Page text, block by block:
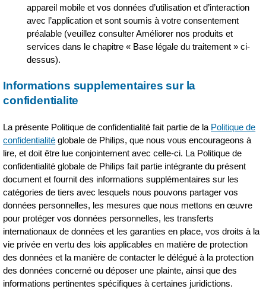
appareil mobile et vos données d’utilisation et d’interaction
avec l’application et sont soumis à votre consentement
préalable (veuillez consulter Améliorer nos produits et
services dans le chapitre « Base légale du traitement » ci-
dessus).
Informations supplementaires sur la
confidentialite
La présente Politique de confidentialité fait partie de la Politique de
confidentialité globale de Philips, que nous vous encourageons à
lire, et doit être lue conjointement avec celle-ci. La Politique de
confidentialité globale de Philips fait partie intégrante du présent
document et fournit des informations supplémentaires sur les
catégories de tiers avec lesquels nous pouvons partager vos
données personnelles, les mesures que nous mettons en œuvre
pour protéger vos données personnelles, les transferts
internationaux de données et les garanties en place, vos droits à la
vie privée en vertu des lois applicables en matière de protection
des données et la manière de contacter le délégué à la protection
des données concerné ou déposer une plainte, ainsi que des
informations pertinentes spécifiques à certaines juridictions.